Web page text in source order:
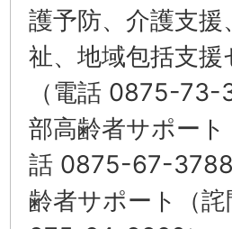
護予防、介護支援
祉、地域包括支
（電話 0875-73-
部高齢者サポー
話 0875-67-
齢者サポート（